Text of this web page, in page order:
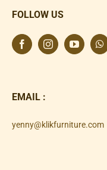
FOLLOW US
EMAIL :
yenny@klikfurniture.com